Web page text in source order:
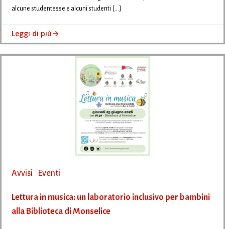
alcune studentesse e alcuni studenti […]
Leggi di più
Avvisi Eventi
Lettura in musica: un laboratorio inclusivo per bambini
alla Biblioteca di Monselice